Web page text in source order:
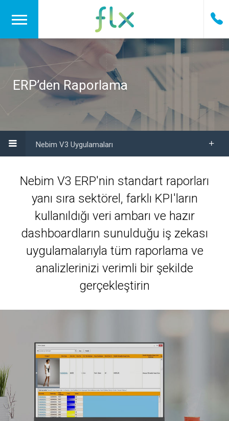
ERP’den Raporlama
Nebim V3 Uygulamaları
Nebim V3 ERP'nin standart raporları
yanı sıra sektörel, farklı KPI'ların
kullanıldığı veri ambarı ve hazır
dashboardların sunulduğu iş zekası
uygulamalarıyla tüm raporlama ve
analizlerinizi verimli bir şekilde
gerçekleştirin